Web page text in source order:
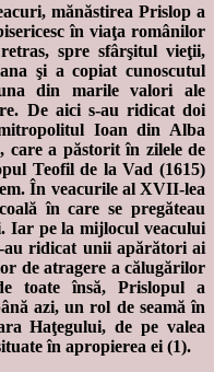
mănăstirea Prislop a
în viaţa românilor
spre sfârşitul vieţii,
şi a copiat cunoscutul
din marile valori ale
De aici s-au ridicat doi
Ioan din Alba
care a păstorit în zilele de
Teofil de la Vad (1615)
În veacurile al XVII-lea
în care se pregăteau
Iar pe la mijlocul veacului
au ridicat unii apărători ai
de atragere a călugărilor
toate însă, Prislopul a
azi, un rol de seamă în
Haţegului, de pe valea
în apropierea ei (1).